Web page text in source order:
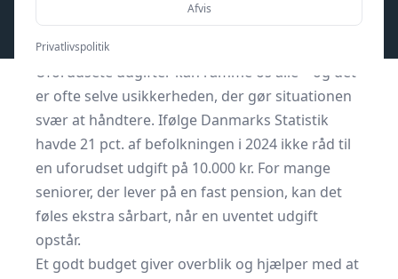
Betalt indhold
Måske Understøttet af maskinlæring
Uforudsete udgifter kan ramme os alle – og det
er ofte selve usikkerheden, der gør situationen
svær at håndtere. Ifølge Danmarks Statistik
havde21 pct. af befolkningen i 2024 ikke råd til
en uforudset udgift på 10.000 kr. For mange
seniorer, der lever på en fast pension, kan det
føles ekstra sårbart, når en uventet udgift
opstår.
Et godt budget giver overblik og hjælper med at
Afvis
Privatlivspolitik